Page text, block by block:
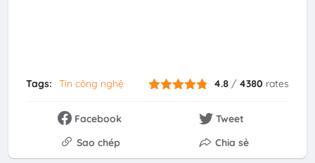
Tags: Tin công nghệ 4.8 / 4380 rates
Facebook
Tweet
Sao chép
Chia sẻ